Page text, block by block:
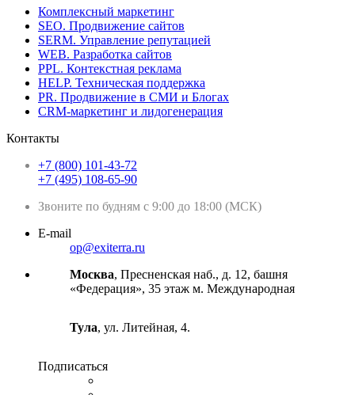
Комплексный маркетинг
SEO. Продвижение сайтов
SERM. Управление репутацией
WEB. Разработка сайтов
PPL. Контекстная реклама
HELP. Техническая поддержка
PR. Продвижение в СМИ и Блогах
CRM-маркетинг и лидогенерация
Контакты
+7 (800) 101-43-72
+7 (495) 108-65-90
Звоните по будням с 9:00 до 18:00 (МСК)
E-mail
op@exiterra.ru
Москва, Пресненская наб., д. 12, башня
«Федерация», 35 этаж м. Международная
Тула, ул. Литейная, 4.
Подписаться